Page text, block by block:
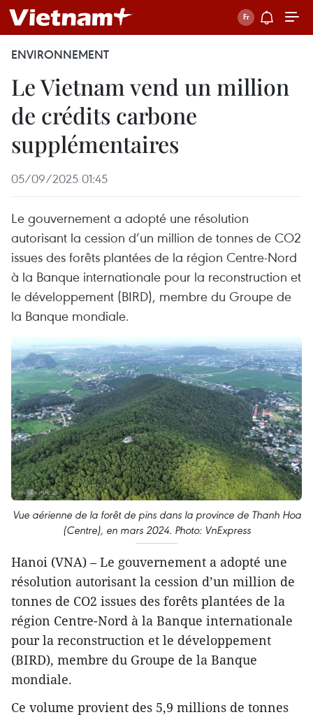
ENVIRONNEMENT
Le Vietnam vend un million
de crédits carbone
supplémentaires
05/09/2025 01:45
Le gouvernement a adopté une résolution
autorisant la cession d’un million de tonnes de CO2
issues des forêts plantées de la région Centre-Nord
à la Banque internationale pour la reconstruction et
le développement (BIRD), membre du Groupe de
la Banque mondiale.
Vue aérienne de la forêt de pins dans la province de Thanh Hoa
(Centre), en mars 2024. Photo: VnExpress
Hanoi (VNA) – Le gouvernement a adopté une
résolution autorisant la cession d’un million de
tonnes de CO2 issues des forêts plantées de la
région Centre-Nord à la Banque internationale
pour la reconstruction et le développement
(BIRD), membre du Groupe de la Banque
mondiale.
Ce volume provient des 5,9 millions de tonnes